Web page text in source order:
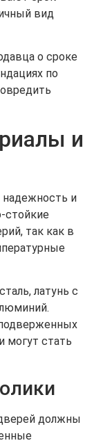
вид
о сроке
по
и
надежность и
стойкие
так как в
латунь с
могут стать
должны